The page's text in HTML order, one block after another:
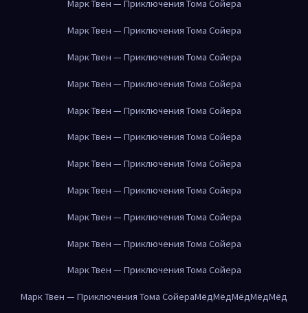
Марк Твен — Приключения Тома Сойера
Марк Твен — Приключения Тома Сойера
Марк Твен — Приключения Тома Сойера
Марк Твен — Приключения Тома Сойера
Марк Твен — Приключения Тома Сойера
Марк Твен — Приключения Тома Сойера
Марк Твен — Приключения Тома Сойера
Марк Твен — Приключения Тома Сойера
Марк Твен — Приключения Тома Сойера
Марк Твен — Приключения Тома Сойера
Марк Твен — Приключения Тома Сойера
Марк Твен — Приключения Тома СойераМёдМёдМёдМёдМёд